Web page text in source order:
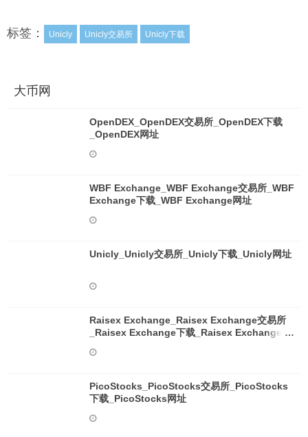
标签： Unicly Unicly交易所 Unicly下载
大币网
OpenDEX_OpenDEX交易所_OpenDEX下载
_OpenDEX网址
WBF Exchange_WBF Exchange交易所_WBF
Exchange下载_WBF Exchange网址
Unicly_Unicly交易所_Unicly下载_Unicly网址
Raisex Exchange_Raisex Exchange交易所
_Raisex Exchange下载_Raisex Exchange网
PicoStocks_PicoStocks交易所_PicoStocks
下载_PicoStocks网址